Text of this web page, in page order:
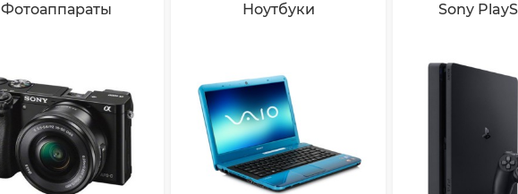
Фотоаппараты Ноутбуки Sony